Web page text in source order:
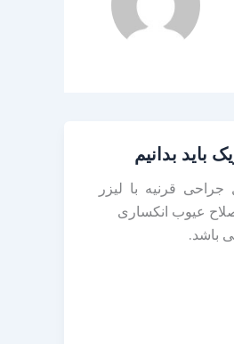
باید بدانیم
قرنیه با لیزر
عیوب انکساری
باشد.